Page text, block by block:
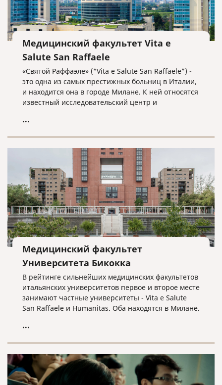
Медицинский факультет Vita e
Salute San Raffaele
«Святой Раффаэле» (“Vita e Salute San Raffaele”) -
это одна из самых престижных больниц в Италии,
и находится она в городе Милане. К ней относятся
известный исследовательский центр и
переводится как «Жизнь и Здоровье». В данном
университетов мира, и на 151-200 месте в
рейтинге медицинских университетов мира.
...
Медицинский факультет
Университета Бикокка
В рейтинге сильнейших медицинских факультетов
итальянских университетов первое и второе месте
занимают частные университеты - Vita e Salute
San Raffaele и Humanitas. Оба находятся в Милане.
иностранцев, потому что обучение проходит
...